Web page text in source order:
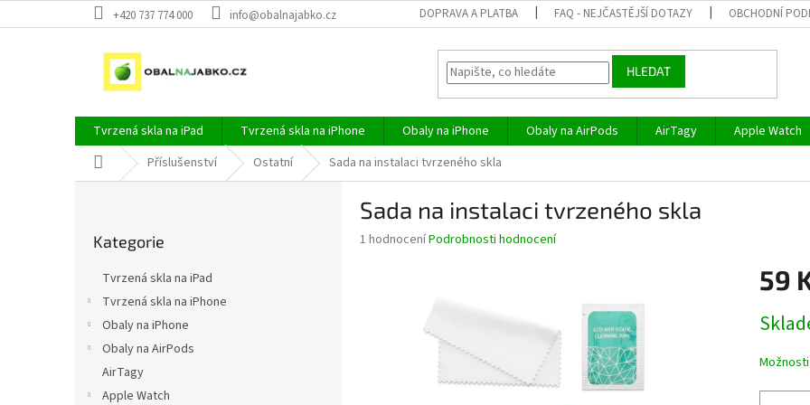
na
+420 737 774 000 info@obalnajabko.cz DOPRAVA A PLATBA FAQ - NEJČASTĚJŠÍ DOTAZY OBCHODNÍ
HLEDAT
Tvrzená skla na iPad Tvrzená skla na iPhone Obaly na iPhone Obaly na AirPods AirTagy Apple Watch
Domů Příslušenství Ostatní Sada na instalaci tvrzeného skla
kategorie
Kategorie
Tvrzená skla na iPad
Tvrzená skla na iPhone
Obaly na iPhone
Obaly na AirPods
AirTagy
Apple Watch
Sada na instalaci tvrzeného skla
Průměrné
1 hodnoceníPodrobnosti hodnocení
59
cena: